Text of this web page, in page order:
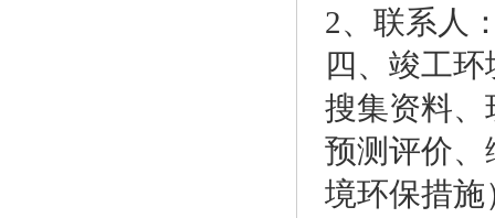
2、联系人
四、竣工
搜集资料
预测评价
境环保措